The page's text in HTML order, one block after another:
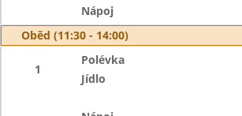
Nápoj
Oběd (11:30 - 14:00)
1
Polévka
Jídlo